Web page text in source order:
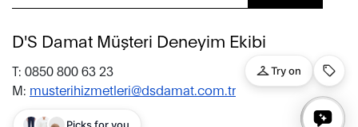
D'S Damat Müşteri Deneyim Ekibi
T: 0850 800 63 23
M: musterihizmetleri@dsdamat.com.tr